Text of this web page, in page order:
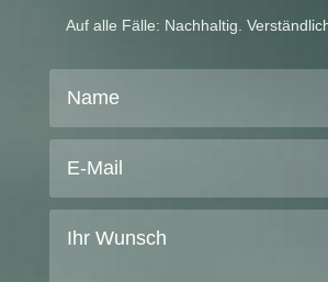
Auf alle Fälle: Nachhaltig.